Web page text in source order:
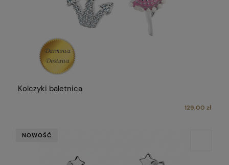
Kolczyki baletnica
129,00 zł
NOWOŚĆ